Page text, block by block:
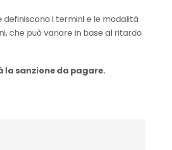
i termini e le modalità
che può variare in base al ritardo
la sanzione da pagare.